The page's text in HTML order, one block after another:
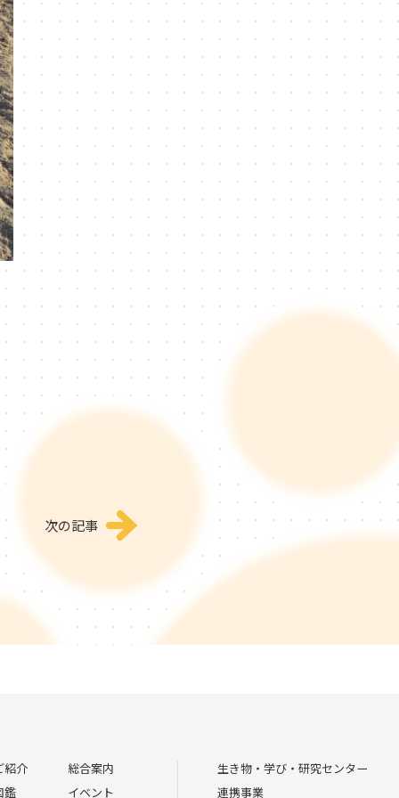
次の記事
紹介
鑑
総合案内
イベント
生き物・学び・研究センター
連携事業